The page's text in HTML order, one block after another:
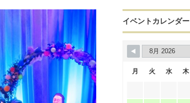
イベントカレンダー
月 火 水 木